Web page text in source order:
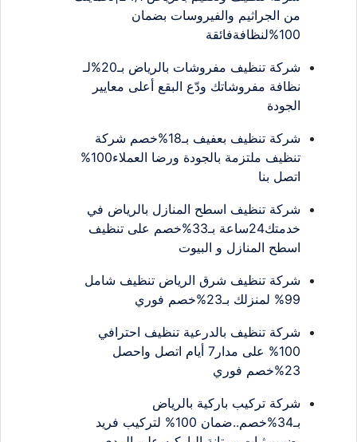
من الجراثيم والفيروسات بضمان
100%لنظافةفائقة
شركة تنظيف مفروشات بالرياض بـ20%لـ
نظافة مفروشاتك ودّع البقع أعلى معايير
الجودة
شركة تنظيف بعفيف بـ18%خصم شركة
تنظيف ملتزمة بالجودة ورضا العملاء100%
اتصل بنا
شركة تنظيف اسطح المنازل بالرياض في
خدمتك24ساعة بـ33%خصم على تنظيف
اسطح المنازل و البيوت
شركة تنظيف شرق الرياض تنظيف شامل
99% لمنزلك بـ23%خصم فوري
شركة تنظيف بالدرعية تنظيف احترافي
100% على مدار7 أيام اتصل واحصل
23%خصم فوري
شركة تركيب باركية بالرياض
بـ34%خصم..ضمان 100% لتركيب فريد